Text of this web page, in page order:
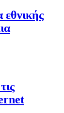
εθνικής